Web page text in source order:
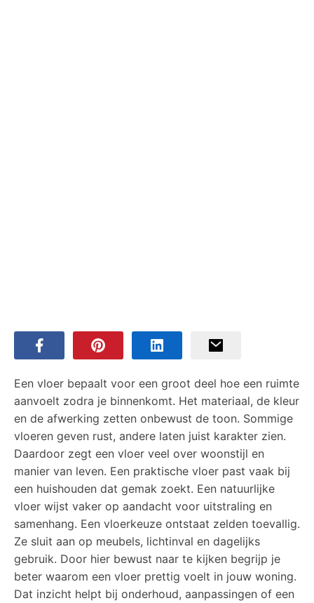
Een vloer bepaalt voor een groot deel hoe een ruimte
aanvoelt zodra je binnenkomt. Het materiaal, de kleur
en de afwerking zetten onbewust de toon. Sommige
vloeren geven rust, andere laten juist karakter zien.
Daardoor zegt een vloer veel over woonstijl en
manier van leven. Een praktische vloer past vaak bij
een huishouden dat gemak zoekt. Een natuurlijke
vloer wijst vaker op aandacht voor uitstraling en
samenhang. Een vloerkeuze ontstaat zelden toevallig.
Ze sluit aan op meubels, lichtinval en dagelijks
gebruik. Door hier bewust naar te kijken begrijp je
beter waarom een vloer prettig voelt in jouw woning.
Dat inzicht helpt bij onderhoud, aanpassingen of een